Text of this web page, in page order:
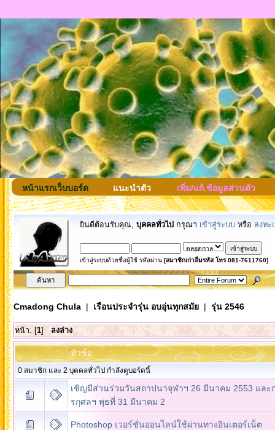
หน้าแรกเว็บบอร์ด แนะนำตัว เพิ่ม/แก้.ข้อมูลส่วนตัว
ยินดีต้อนรับคุณ, บุคคลทั่วไป กรุณา เข้าสู่ระบบ หรือ ลงทะ
เข้าสู่ระบบด้วยชื่อผู้ใช้ รหัสผ่าน [สมาชิกเก่าลืมรหัส โทร 081-7611760]
Cmadong Chula| เรือนประจำรุ่น อบอุ่นทุกสมัย| รุ่น 2546
หน้า: [1]ลงล่าง
หัวข้อ
0 สมาชิก และ 2 บุคคลทั่วไป กำลังดูบอร์ดนี้
เชิญมีส่วนร่วมวันสถาปนาจุฬาฯ 26 มีนาคม 2553 และ
รกุศลฯ พุธที่ 31 มีนาคม 2
Photoshop เวอร์ชั่นออนไลน์ใช้ผ่านทางอินเตอร์เน็ต